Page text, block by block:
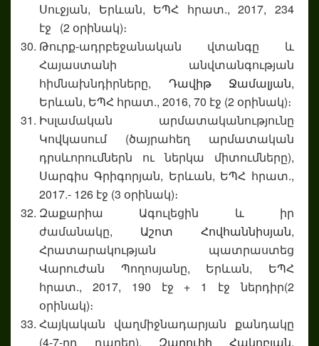
Սուջյան, Երևան, ԵՊՀ հրատ., 2017, 234
էջ (2 օրինակ)։
Թուրք-ադրբեջանական վտանգը և
Հայաստանի անվտանգության
հիմնախնդիրները, Դավիթ Ջամալյան,
Երևան, ԵՊՀ հրատ., 2016, 70 էջ (2 օրինակ)։
Իսլամական արմատականությունը
Կովկասում (ծայրահեղ արմատական
դրսևորումներն ու ներկա միտումները),
Սարգիս Գրիգորյան, Երևան, ԵՊՀ հրատ.,
2017.- 126 էջ (3 օրինակ)։
Զաքարիա Ագուլեցին և իր
ժամանակը, Աշոտ Հովհաննիսյան,
Հրատարակության պատրաստեց
Վարուժան Պողոսյանը, Երևան, ԵՊՀ
հրատ., 2017, 190 էջ + 1 էջ ներդիր(2
օրինակ)։
Հայկական վաղմիջնադարյան քանդակը
(4-7-րդ դարեր), Զարուհի Հակոբյան,